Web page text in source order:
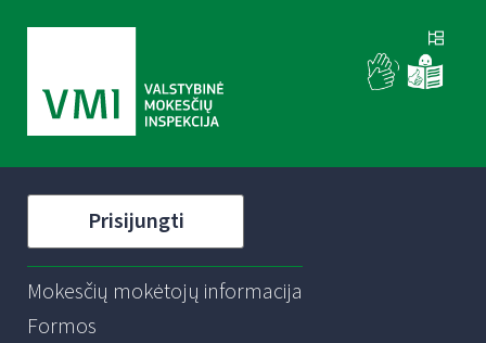
Prisijungti
Mokesčių mokėtojų informacija
Formos